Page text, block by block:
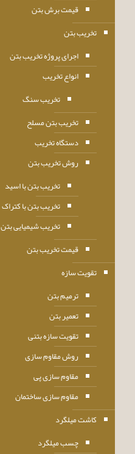
قیمت برش بتن
تخریب بتن
اجرای پروژه تخریب بتن
انواع تخریب
تخریب سنگ
تخریب بتن مسلح
دستگاه تخریب
روش تخریب بتن
تخریب بتن با اسید
تخریب بتن با کتراک
تخریب شیمیایی بتن
قیمت تخریب بتن
تقویت سازه
ترمیم بتن
تعمیر بتن
تقویت سازه بتنی
روش مقاوم سازی
مقاوم سازی پی
مقاوم سازی ساختمان
کاشت میلگرد
چسب میلگرد